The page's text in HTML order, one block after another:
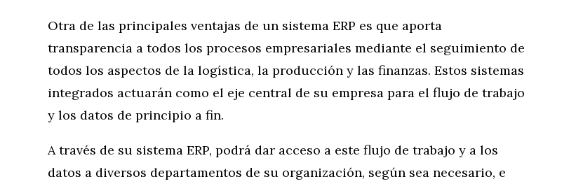
Otra de las principales ventajas de un sistema ERP es que aporta
transparencia a todos los procesos empresariales mediante el seguimiento de
todos los aspectos de la logística, la producción y las finanzas. Estos sistemas
integrados actuarán como el eje central de su empresa para el flujo de trabajo
y los datos de principio a fin.
A través de su sistema ERP, podrá dar acceso a este flujo de trabajo y a los
datos a diversos departamentos de su organización, según sea necesario, e